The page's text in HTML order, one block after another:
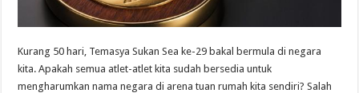
Kurang 50 hari, Temasya Sukan Sea ke-29 bakal bermula di negara
kita. Apakah semua atlet-atlet kita sudah bersedia untuk
mengharumkan nama negara di arena tuan rumah kita sendiri? Salah